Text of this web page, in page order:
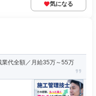
気になる
代全額／月給35万～55万